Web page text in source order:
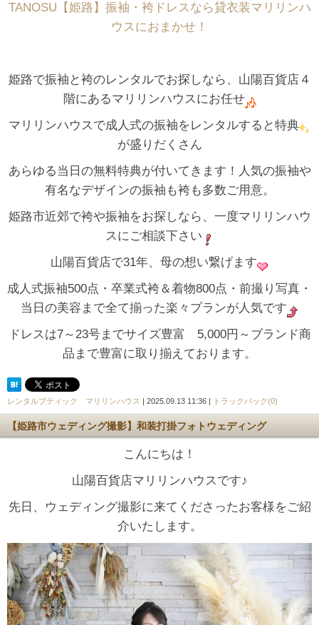
TANOSU【姫路】振袖・袴ドレスなら貸衣装マリリンハ
ウスにおまかせ！
姫路で振袖と袴のレンタルでお探しなら、山陽百貨店４
階にあるマリリンハウスにお任せ
マリリンハウスで成人式の振袖をレンタルすると特典
が盛りだくさん
あらゆる当日の無料特典が付いてきます！人気の振袖や
有名なデザインの振袖も袴も多数ご用意。
姫路市近郊で袴や振袖をお探しなら、一度マリリンハウ
スにご相談下さい
山陽百貨店で31年、母の想い繋げます
成人式振袖500点・卒業式袴＆着物800点・前撮り写真・
当日の美容まで全て揃った楽々プランが人気です
ドレスは7～23号までサイズ豊富 5,000円～ブランド商
品まで豊富に取り揃えております。
レンタルブティック マリリンハウス | 2025.09.13 11:36 | トラックバック(0)
【姫路市ウェディング撮影】和装打掛フォトウェディング
こんにちは！
山陽百貨店マリリンハウスです♪
先日、ウェディング撮影に来てくださったお客様をご紹
介いたします。